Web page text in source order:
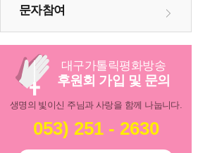
문자참여
대구가톨릭평화방송
후원회 가입 및 문의
생명의 빛이신 주님과 사랑을 함께 나눕니다.
053) 251 - 2630